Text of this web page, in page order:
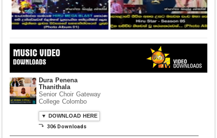
Dura Penena
Thanithala
Senior Choir Gateway
College Colombo
▼ DOWNLOAD HERE
⤵ 306 Downloads